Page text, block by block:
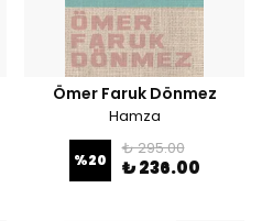
Ömer Faruk Dönmez
Hamza
%20
₺ 295.00
₺ 236.00